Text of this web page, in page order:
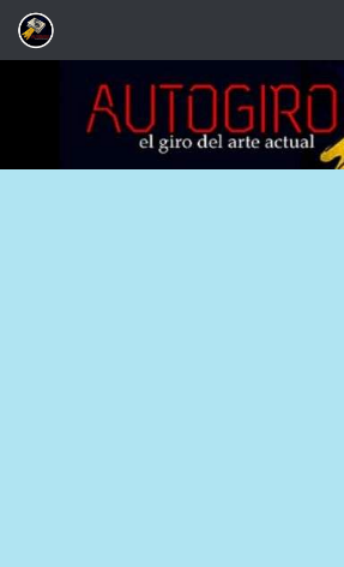
Saltar al contenido